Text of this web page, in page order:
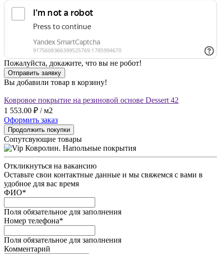
Пожалуйста, докажите, что вы не робот!
Отправить заявку
Вы добавили товар в корзину!
Ковровое покрытие на резиновой основе Dessert 42
1 553.00 ₽ / м2
Оформить заказ
Продолжить покупки
Сопутсвующие товары
Откликнуться на вакансию
Оставьте свои контактные данные и мы свяжемся с вами в
удобное для вас время
ФИО*
Поля обязательное для заполнения
Номер телефона*
Поля обязательное для заполнения
Комментарий